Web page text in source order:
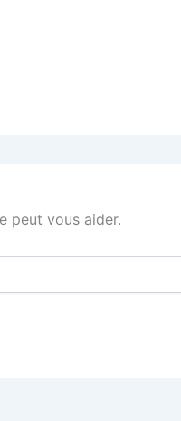
peut vous aider.